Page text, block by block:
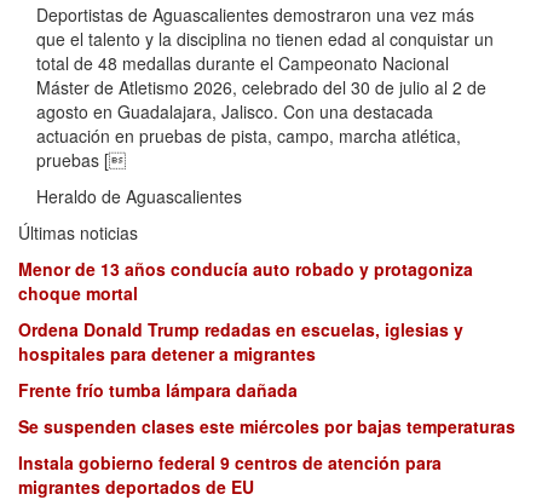
Deportistas de Aguascalientes demostraron una vez más
que el talento y la disciplina no tienen edad al conquistar un
total de 48 medallas durante el Campeonato Nacional
Máster de Atletismo 2026, celebrado del 30 de julio al 2 de
agosto en Guadalajara, Jalisco. Con una destacada
actuación en pruebas de pista, campo, marcha atlética,
pruebas [
Heraldo de Aguascalientes
Últimas noticias
Menor de 13 años conducía auto robado y protagoniza
choque mortal
Ordena Donald Trump redadas en escuelas, iglesias y
hospitales para detener a migrantes
Frente frío tumba lámpara dañada
Se suspenden clases este miércoles por bajas temperaturas
Instala gobierno federal 9 centros de atención para
migrantes deportados de EU